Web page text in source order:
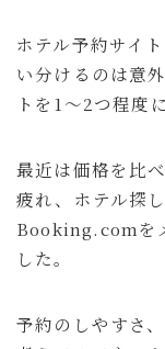
ホテル予約サイ
い分けるのは意
トを1～2つ程度
最近は価格を比
疲れ、ホテル探
Booking.comを
した。
予約のしやすさ